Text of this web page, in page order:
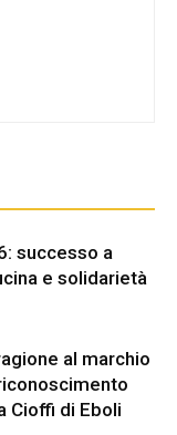
successo a
e solidarietà
al marchio
Cioffi di Eboli